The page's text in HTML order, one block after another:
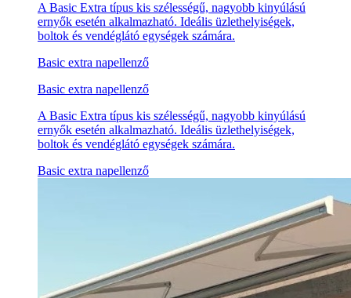
A Basic Extra típus kis szélességű, nagyobb kinyúlású
ernyők esetén alkalmazható. Ideális üzlethelyiségek,
boltok és vendéglátó egységek számára.
Basic extra napellenző
Basic extra napellenző
A Basic Extra típus kis szélességű, nagyobb kinyúlású
ernyők esetén alkalmazható. Ideális üzlethelyiségek,
boltok és vendéglátó egységek számára.
Basic extra napellenző